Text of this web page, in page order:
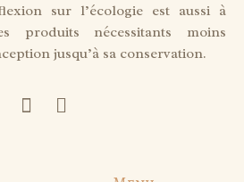
sur l’écologie est aussi à
produits nécessitants moins
jusqu’à sa conservation.